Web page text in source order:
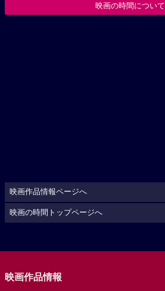
映画の時間について
映画作品情報ページへ
映画の時間トップページへ
映画作品情報